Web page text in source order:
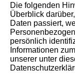
Die folgenden
Überblick
Daten passiert,
persönlich
Informationen
unserer unter